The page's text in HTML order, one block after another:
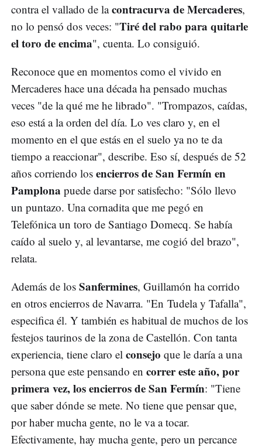
contra el vallado de lacontracurva de Mercaderes,
no lo pensó dos veces: "Tiré del rabo para quitarle
el toro de encima", cuenta. Lo consiguió.
Reconoce que en momentos como el vivido en
Mercaderes hace una década ha pensado muchas
veces "de la qué me he librado". "Trompazos, caídas,
eso está a la orden del día. Lo ves claro y, en el
momento en el que estás en el suelo ya no te da
tiempo a reaccionar", describe. Eso sí, después de 52
años corriendo los encierros de San Fermín en
Pamplona puede darse por satisfecho: "Sólo llevo
un puntazo. Una cornadita que me pegó en
Telefónica un toro de Santiago Domecq. Se había
caído al suelo y, al levantarse, me cogió del brazo",
relata.
Además de los Sanfermines, Guillamón ha corrido
en otros encierros de Navarra. "En Tudela y Tafalla",
especifica él. Y también es habitual de muchos de los
festejos taurinos de la zona de Castellón. Con tanta
experiencia, tiene claro el consejo que le daría a una
persona que este pensando en correr este año, por
primera vez, los encierros de San Fermín: "Tiene
que saber dónde se mete. No tiene que pensar que,
por haber mucha gente, no le va a tocar.
Efectivamente, hay mucha gente, pero un percance